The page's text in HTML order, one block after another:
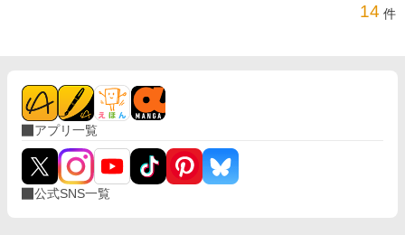
14 件
アプリ一覧
公式SNS一覧